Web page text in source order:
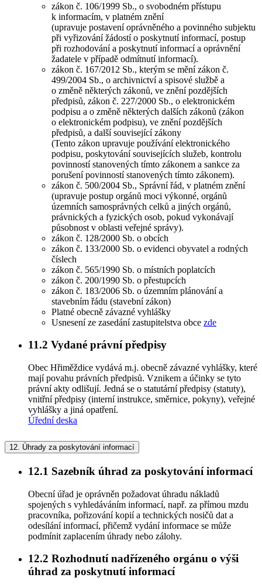
zákon č. 106/1999 Sb., o svobodném přístupu
k informacím, v platném znění
(upravuje postavení oprávněného a povinného subjektu
při vyřizování žádostí o poskytnutí informací, postup
při rozhodování a poskytnutí informací a oprávnění
žadatele v případě odmítnutí informací).
zákon č. 167/2012 Sb., kterým se mění zákon č.
499/2004 Sb., o archivnictví a spisové službě a
o změně některých zákonů, ve znění pozdějších
předpisů, zákon č. 227/2000 Sb., o elektronickém
podpisu a o změně některých dalších zákonů (zákon
o elektronickém podpisu), ve znění pozdějších
předpisů, a další související zákony
(Tento zákon upravuje používání elektronického
podpisu, poskytování souvisejících služeb, kontrolu
povinností stanovených tímto zákonem a sankce za
porušení povinností stanovených tímto zákonem).
zákon č. 500/2004 Sb., Správní řád, v platném znění
(upravuje postup orgánů moci výkonné, orgánů
územních samosprávných celků a jiných orgánů,
právnických a fyzických osob, pokud vykonávají
působnost v oblasti veřejné správy).
zákon č. 128/2000 Sb. o obcích
zákon č. 133/2000 Sb. o evidenci obyvatel a rodných
číslech
zákon č. 565/1990 Sb. o místních poplatcích
zákon č. 200/1990 Sb. o přestupcích
zákon č. 183/2006 Sb. o územním plánování a
stavebním řádu (stavební zákon)
Platné obecně závazné vyhlášky
Usnesení ze zasedání zastupitelstva obce zde
11.2 Vydané právní předpisy
Obec Hřiměždice vydává m.j. obecně závazné vyhlášky, které
mají povahu právních předpisů. Vznikem a účinky se tyto
právní akty odlišují. Jedná se o statutární předpisy (statuty),
vnitřní předpisy (interní instrukce, směrnice, pokyny), veřejné
vyhlášky a jiná opatření.
Úřední deska
12. Úhrady za poskytování informací
12.1 Sazebník úhrad za poskytování informací
Obecní úřad je oprávněn požadovat úhradu nákladů
spojených s vyhledáváním informací, např. za přímou mzdu
pracovníka, pořizování kopií a technických nosičů dat a
odesílání informací, přičemž vydání informace se může
podmínit zaplacením úhrady nebo zálohy.
12.2 Rozhodnutí nadřízeného orgánu o výši
úhrad za poskytnutí informací